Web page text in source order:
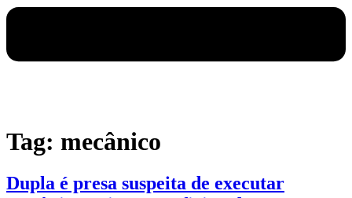
Tag: mecânico
Dupla é presa suspeita de executar